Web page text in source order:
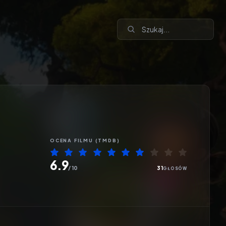
OCENA FILMU (TMDB)
6.9/ 10 31GŁOSÓW